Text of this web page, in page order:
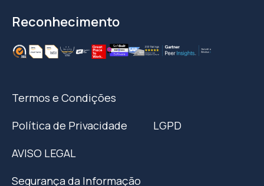
Reconhecimento
Termos e Condições
Política de Privacidade
LGPD
AVISO LEGAL
Segurança da Informação